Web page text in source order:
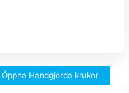
Öppna Handgjorda krukor